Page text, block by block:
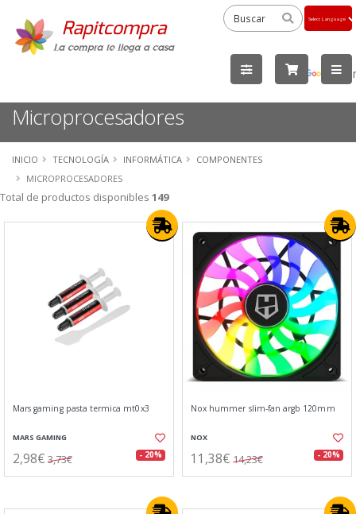
by
Microprocesadores
INICIO TECNOLOGÍA INFORMÁTICA
COMPONENTES
MICROPROCESADORES
Total de productos disponibles 149
Mars gaming pasta termica mt0x3
MARS GAMING
2,98€ 3,73€ - 20%
Nox hummer slim-fan argb 120mm
NOX
11,38€ 14,23€ - 20%